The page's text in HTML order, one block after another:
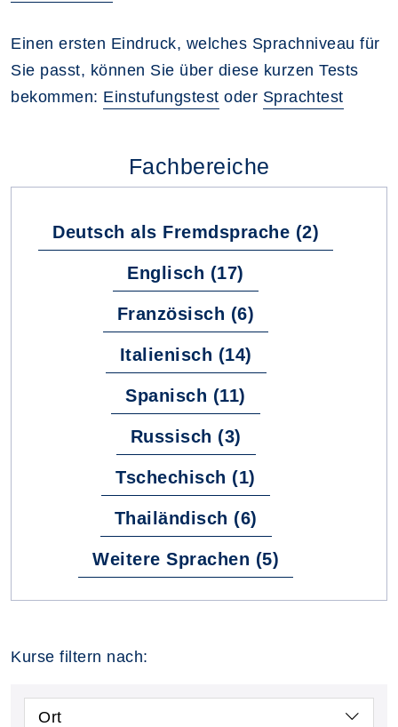
Einen ersten Eindruck, welches Sprachniveau für
Sie passt, können Sie über diese kurzen Tests
bekommen: Einstufungstest oder Sprachtest
Fachbereiche
Deutsch als Fremdsprache (2)
Englisch (17)
Französisch (6)
Italienisch (14)
Spanisch (11)
Russisch (3)
Tschechisch (1)
Thailändisch (6)
Weitere Sprachen (5)
Kurse filtern nach:
Ort